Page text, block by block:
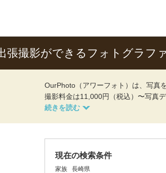
張撮影ができるフォトグラフ
OurPhoto（アワーフォト）は、写真
撮影料金は11,000円（税込）〜写真
現在の検索条件
家族 長崎県